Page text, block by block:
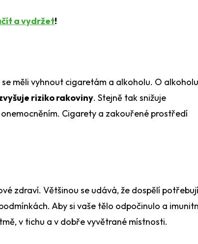
a vydržet!
měli vyhnout cigaretám a alkoholu. O alkoholu
riziko rakoviny. Stejně tak snižuje
Cigarety a zakouřené prostředí
zdraví. Většinou se udává, že dospělí potřebují
Aby si vaše tělo odpočinulo a
v tichu a v dobře vyvětrané místnosti.